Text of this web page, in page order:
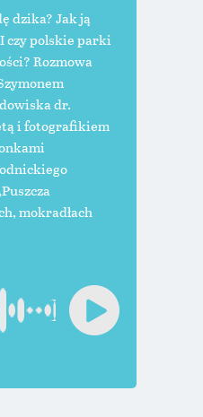
dzika? Jak ją
czy polskie parki
Rozmowa
dr.
i fotografikiem
mokradłach